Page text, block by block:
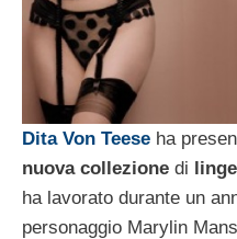
Dita Von Teese ha
nuova collezione di
ha lavorato durante un
personaggio Marylin